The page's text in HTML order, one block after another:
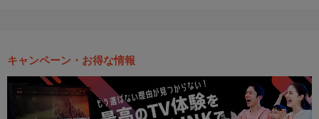
キャンペーン・お得な情報